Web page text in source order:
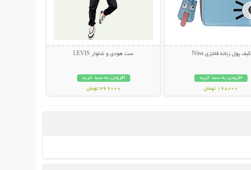
کیف پول زنانه فانتزی Nina
افزودن به سبد خرید
198000 تومان
ست هودی و شلوار LEVIS
افزودن به سبد خرید
369000 تومان